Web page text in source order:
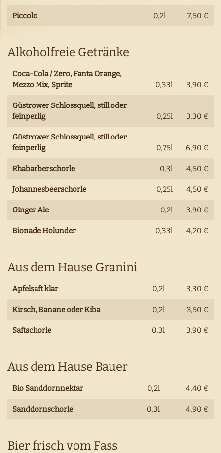
Piccolo 0,2l 7,50 €
Alkoholfreie Getränke
Coca-Cola / Zero, Fanta Orange,
Mezzo Mix, Sprite
0,33l 3,90 €
Güstrower Schlossquell, still oder
feinperlig
0,25l 3,30 €
Güstrower Schlossquell, still oder
feinperlig
0,75l 6,90 €
Rhabarberschorle 0,3l 4,50 €
Johannesbeerschorle 0,25l 4,50 €
Ginger Ale 0,2l 3,90 €
Bionade Holunder 0,33l 4,20 €
Aus dem Hause Granini
Apfelsaft klar 0,2l 3,30 €
Kirsch, Banane oder Kiba 0,2l 3,50 €
Saftschorle 0,3l 3,90 €
Aus dem Hause Bauer
Bio Sanddornnektar 0,2l 4,40 €
Sanddornschorle 0,3l 4,90 €
Bier frisch vom Fass